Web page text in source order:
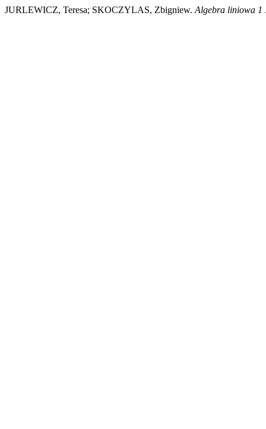
JURLEWICZ, Teresa; SKOCZYLAS, Zbigniew. Algebra liniowa 1